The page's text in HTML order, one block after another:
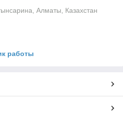
Алматы, Казахстан
работы